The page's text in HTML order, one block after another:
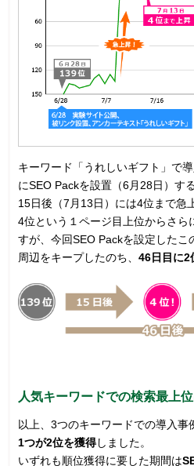
キーワード「うれしいギフト」で
にSEO Packを設置（6月28日）す
15日後（7月13日）には4位まで急
4位という１ページ目上位からさら
すが、今回SEO Packを設定したこ
周辺をキープしたのち、 46日目に2
人気キーワードでの検索最上
以上、3つのキーワードでの導入事
1つが2位を獲得しました。
いずれも順位獲得に要した期間は